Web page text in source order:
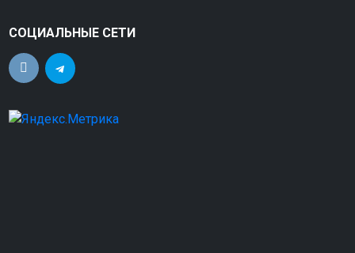
СОЦИАЛЬНЫЕ СЕТИ